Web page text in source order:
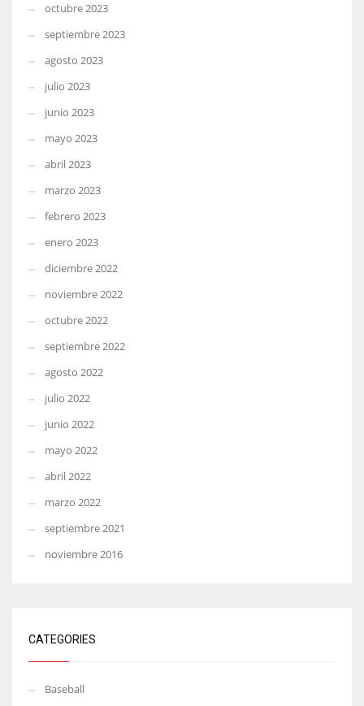
octubre 2023
septiembre 2023
agosto 2023
julio 2023
junio 2023
mayo 2023
abril 2023
marzo 2023
febrero 2023
enero 2023
diciembre 2022
noviembre 2022
octubre 2022
septiembre 2022
agosto 2022
julio 2022
junio 2022
mayo 2022
abril 2022
marzo 2022
septiembre 2021
noviembre 2016
CATEGORIES
Baseball